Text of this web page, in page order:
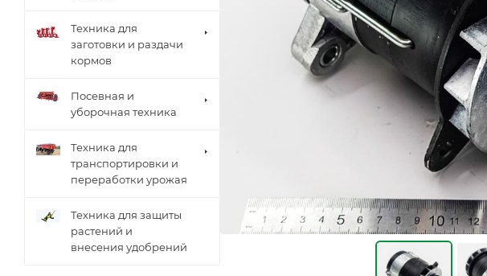
Техника для
заготовки и раздачи
кормов
Посевная и
уборочная техника
Техника для
транспортировки и
переработки урожая
Техника для защиты
растений и
внесения удобрений